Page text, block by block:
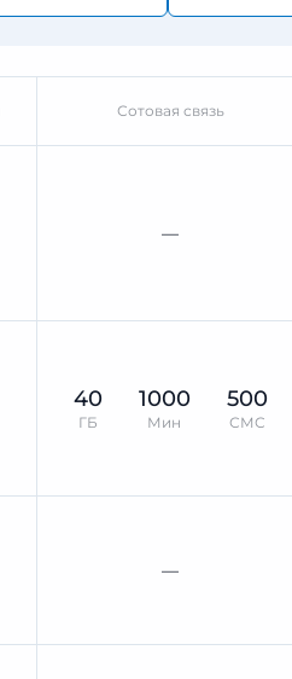
Сотовая связь
—
40
ГБ
1000
Мин
500
СМС
—